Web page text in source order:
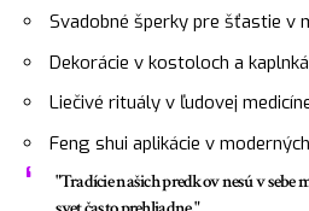
Svadobné šperky pre šťastie v
Dekorácie v kostoloch a
Liečivé rituály v ľudovej
Feng shui aplikácie v
"Tradície našich predkov nesú v